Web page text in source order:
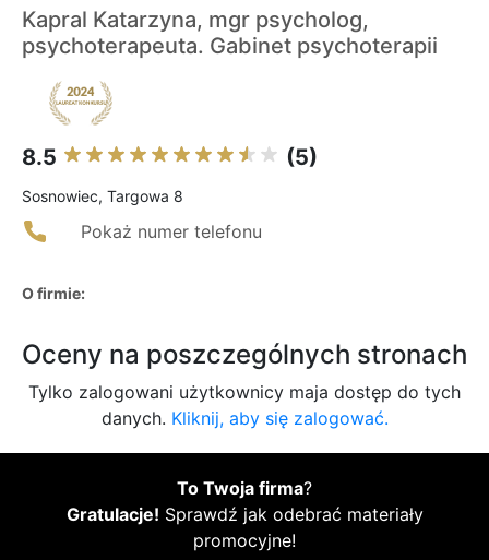
Kapral Katarzyna, mgr psycholog,
psychoterapeuta. Gabinet psychoterapii
8.5 (5)
Sosnowiec, Targowa 8
Pokaż numer telefonu
O firmie:
Oceny na poszczególnych stronach
Tylko zalogowani użytkownicy maja dostęp do tych
danych. Kliknij, aby się zalogować.
To Twoja firma?
Gratulacje! Sprawdź jak odebrać materiały
promocyjne!